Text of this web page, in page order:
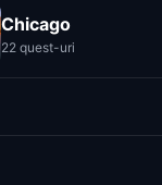
Chicago
22 quest-uri